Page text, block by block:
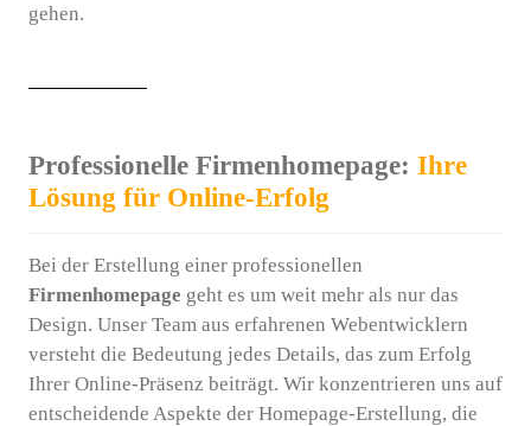
gehen.
Professionelle Firmenhomepage: Ihre
Lösung für Online-Erfolg
Bei der Erstellung einer professionellen
Firmenhomepage geht es um weit mehr als nur das
Design. Unser Team aus erfahrenen Webentwicklern
versteht die Bedeutung jedes Details, das zum Erfolg
Ihrer Online-Präsenz beiträgt. Wir konzentrieren uns auf
entscheidende Aspekte der Homepage-Erstellung, die